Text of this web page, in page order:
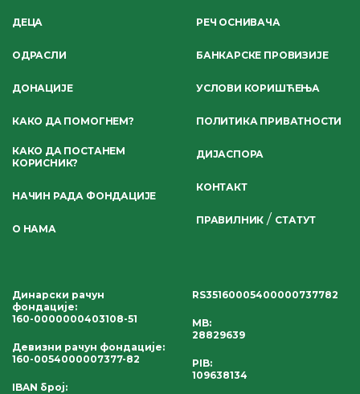
ДЕЦА
ОДРАСЛИ
ДОНАЦИЈЕ
КАКО ДА ПОМОГНЕМ?
КАКО ДА ПОСТАНЕМ
КОРИСНИК?
НАЧИН РАДА ФОНДАЦИЈЕ
О НАМА
РЕЧ ОСНИВАЧА
БАНКАРСКЕ ПРОВИЗИЈЕ
УСЛОВИ КОРИШЋЕЊА
ПОЛИТИКА ПРИВАТНОСТИ
ДИЈАСПОРА
КОНТАКТ
ПРАВИЛНИК / СТАТУТ
Динарски рачун
фондације:
160-0000000403108-51
Девизни рачун фондације:
160-0054000007377-82
IBAN број:
RS35160005400000737782
MB:
28829639
PIB:
109638134